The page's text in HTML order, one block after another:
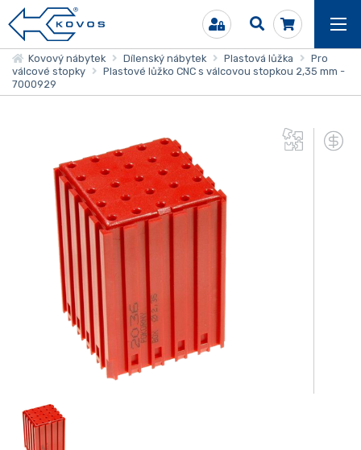
Kovový nábytek Dílenský nábytek Plastová lůžka
Pro
válcové stopky
Plastové lůžko CNC s válcovou stopkou 2,35 mm -
7000929